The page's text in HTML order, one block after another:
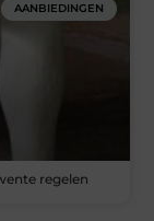
AANBIEDINGEN
regelen